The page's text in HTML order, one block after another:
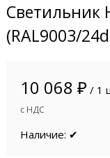
Светильник
(RAL9003/
10 068 ₽ / 1
с НДС
Наличие: ✔